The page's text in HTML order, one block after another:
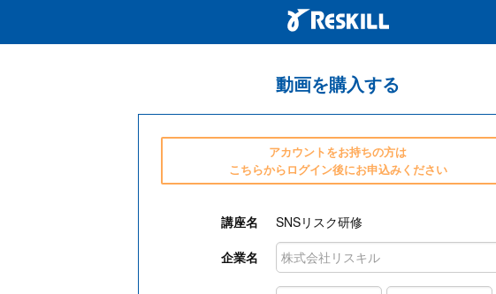
動画を購入する
アカウントをお持ちの方は
こちらからログイン後にお申込みください
講座名
SNSリスク研修
企業名